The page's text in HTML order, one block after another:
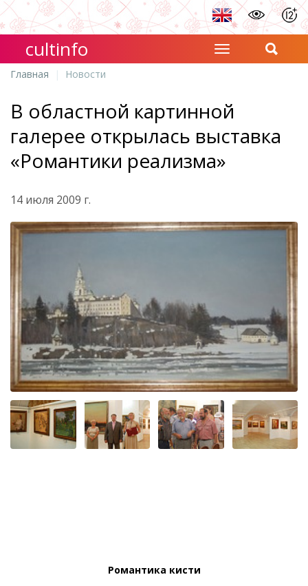
cultinfo
Главная Новости
В областной картинной
галерее открылась выставка
«Романтики реализма»
14 июля 2009 г.
Романтика кисти